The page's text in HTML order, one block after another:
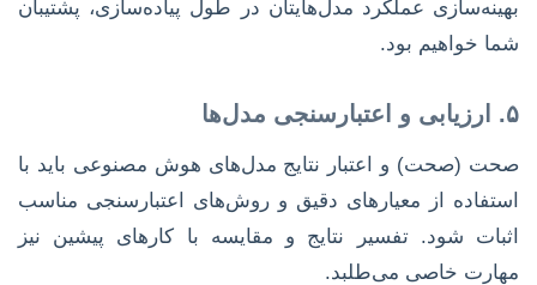
بهینه‌سازی عملکرد مدل‌هایتان در طول پیاده‌سازی، پشتیبان
شما خواهیم بود.
۵. ارزیابی و اعتبارسنجی مدل‌ها
صحت (صحت) و اعتبار نتایج مدل‌های هوش مصنوعی باید با
استفاده از معیارهای دقیق و روش‌های اعتبارسنجی مناسب
اثبات شود. تفسیر نتایج و مقایسه با کارهای پیشین نیز
مهارت خاصی می‌طلبد.